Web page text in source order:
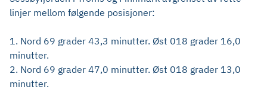
linjer mellom følgende posisjoner:
1. Nord 69 grader 43,3 minutter. Øst 018 grader 16,0
minutter.
2. Nord 69 grader 47,0 minutter. Øst 018 grader 13,0
minutter.